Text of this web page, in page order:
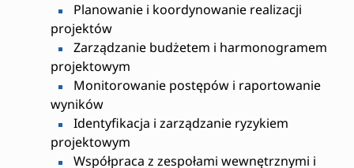
Planowanie i koordynowanie realizacji
projektów
Zarządzanie budżetem i harmonogramem
projektowym
Monitorowanie postępów i raportowanie
wyników
Identyfikacja i zarządzanie ryzykiem
projektowym
Współpraca z zespołami wewnętrznymi i